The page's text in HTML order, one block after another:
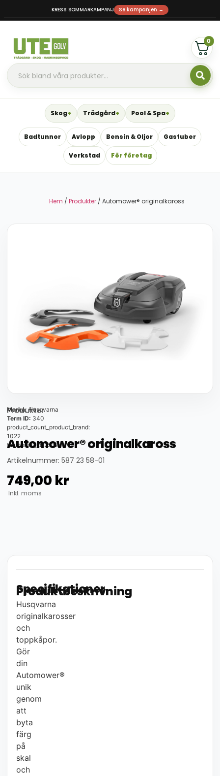
KRESS SOMMARKAMPANJ Se kampanjen →
0
Skog Trädgård Pool & Spa
Badtunnor Avlopp Bensin & Oljor Gastuber
Verkstad För företag
Hem / Produkter / Automower® originalkaross
Produkter
Marka: Husqvarna
Term ID: 340
product_count_product_brand:
1022
thumbnail_id: 25324
Automower® originalkaross
Artikelnummer: 587 23 58-01
749,00 kr
Inkl. moms
Produktbeskrivning
Husqvarna
originalkarosser
och
toppkåpor.
Gör
din
Automower®
unik
genom
att
byta
färg
på
skal
och
Specifikationer